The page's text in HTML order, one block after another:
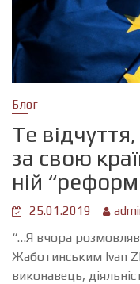
Блог
Те
за свою
ній
25.01.2019
“…Я вчора
Жаботинським Ivan
виконавець,